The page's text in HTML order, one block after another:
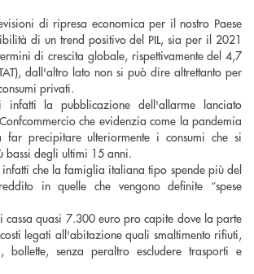
di ripresa economica per il nostro Paese
di un trend positivo del PIL, sia per il 2021
di crescita globale, rispettivamente del 4,7
dall'altro lato non si può dire altrettanto per
privati.
la pubblicazione dell'allarme lanciato
che evidenzia come la pandemia
precipitare ulteriormente i consumi che si
bassi degli ultimi 15 anni.
che la famiglia italiana tipo spende più del
in quelle che vengono definite “spese
cassa quasi 7.300 euro pro capite dove la parte
legati all'abitazione quali smaltimento rifiuti,
bollette, senza peraltro escludere trasporti e